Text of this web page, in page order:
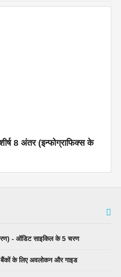
8 अंतर (इन्फोग्राफिक्स के
- ऑडिट साइकिल के 5 चरण
के लिए अवलोकन और गाइड